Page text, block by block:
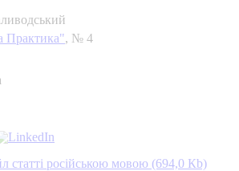
, № 4
статті російською мовою (694,0 Кb)